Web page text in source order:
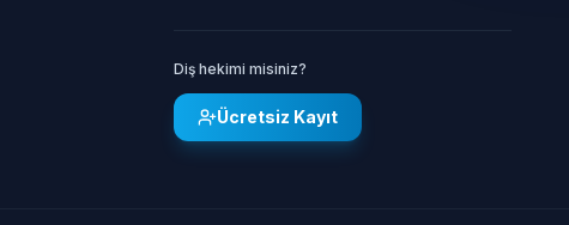
Diş hekimi misiniz?
Ücretsiz Kayıt